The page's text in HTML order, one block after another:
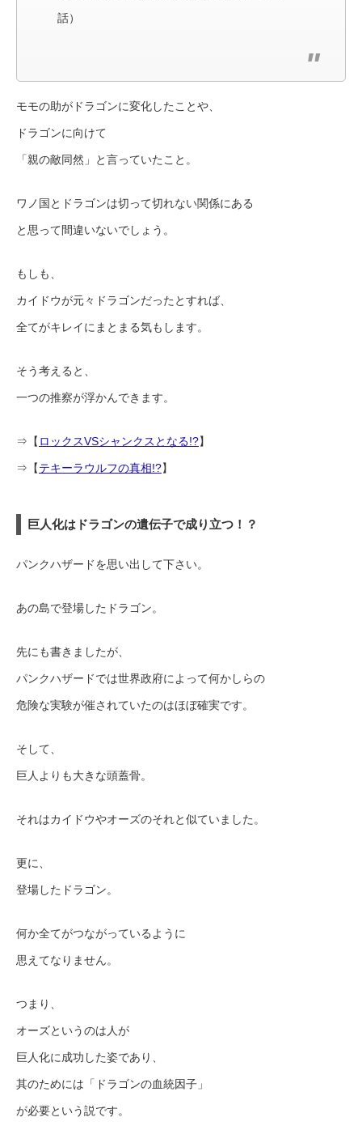
話）
モモの助がドラゴンに変化したことや、
ドラゴンに向けて
「親の敵同然」と言っていたこと。
ワノ国とドラゴンは切って切れない関係にある
と思って間違いないでしょう。
もしも、
カイドウが元々ドラゴンだったとすれば、
全てがキレイにまとまる気もします。
そう考えると、
一つの推察が浮かんできます。
⇒【 ロックスVSシャンクスとなる!?】
⇒【テキーラウルフの真相!?】
巨人化はドラゴンの遺伝子で成り立つ！？
パンクハザードを思い出して下さい。
あの島で登場したドラゴン。
先にも書きましたが、
パンクハザードでは世界政府によって何かしらの
危険な実験が催されていたのはほぼ確実です。
そして、
巨人よりも大きな頭蓋骨。
それはカイドウやオーズのそれと似ていました。
更に、
登場したドラゴン。
何か全てがつながっているように
思えてなりません。
つまり、
オーズというのは人が
巨人化に成功した姿であり、
其のためには「ドラゴンの血統因子」
が必要という説です。